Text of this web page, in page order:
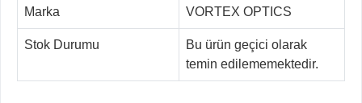
Marka VORTEX OPTICS
Stok Durumu
Bu ürün geçici olarak
temin edilememektedir.